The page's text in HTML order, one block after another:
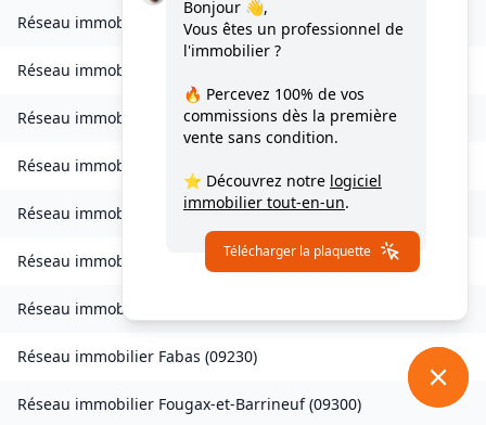
Réseau immobilier Château-Verdun (09310)
Réseau immobilier
Réseau immobilier Coussa(09120)
Réseau immobilier
Réseau immobilier Esplas(09700)
Réseau immobilier Esplas-de-Sérou (09420)
Réseau immobilier
Réseau immobilier Fabas (09230)
Réseau immobilier Fougax-et-Barrineuf(09300)
Bonjour 👋,
Vous êtes un professionnel de
l'immobilier ?
🔥 Percevez 100% de vos
commissions dès la première
vente sans condition.
⭐ Découvrez notre logiciel
immobilier tout-en-un.
Télécharger la plaquette